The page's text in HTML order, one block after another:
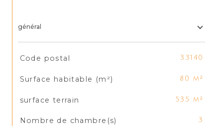
général
TRAD_SIROCCO_Caracteristique
Code postal 33140
Surface habitable (m²) 80 m²
surface terrain 535 m²
Nombre de chambre(s) 3